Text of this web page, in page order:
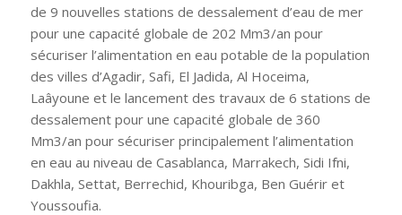
de 9 nouvelles stations de dessalement d’eau de mer
pour une capacité globale de 202 Mm3/an pour
sécuriser l’alimentation en eau potable de la population
des villes d’Agadir, Safi, El Jadida, Al Hoceima,
Laâyoune et le lancement des travaux de 6 stations de
dessalement pour une capacité globale de 360
Mm3/an pour sécuriser principalement l’alimentation
en eau au niveau de Casablanca, Marrakech, Sidi Ifni,
Dakhla, Settat, Berrechid, Khouribga, Ben Guérir et
Youssoufia.